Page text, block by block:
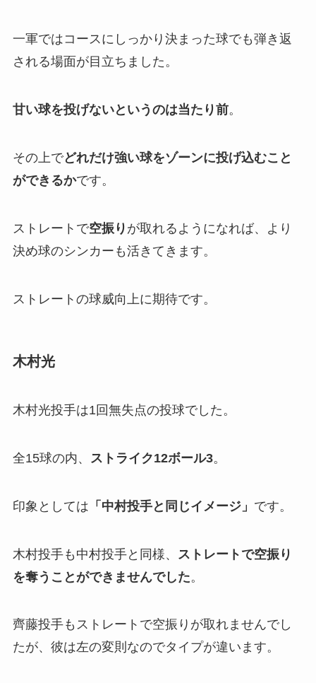
一軍ではコースにしっかり決まった球でも弾き返
される場面が目立ちました。
甘い球を投げないというのは当たり前。
その上でどれだけ強い球をゾーンに投げ込むこと
ができるかです。
ストレートで空振り が取れるようになれば、より
決め球のシンカーも活きてきます。
ストレートの球威向上に期待です。
木村光
木村光投手は1回無失点の投球でした。
全15球の内、 ストライク12ボール3。
印象としては 「 中村投手と同じイメージ」 です。
木村投手も中村投手と同様、
ストレートで空振り
を奪うことができませんでした。
齊藤投手もストレートで空振りが取れませんでし
たが、彼は左の変則なのでタイプが違います。